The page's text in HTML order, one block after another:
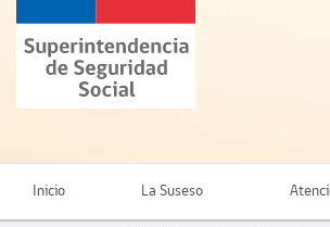
contenido
principal
Superintendencia
de
Seguridad
(SUSESO)
Chile
Inicio La Suseso